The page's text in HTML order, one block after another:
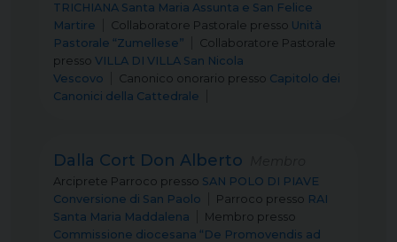
TRICHIANA Santa Maria Assunta e San Felice
Martire
Collaboratore Pastorale presso Unità
Pastorale “Zumellese”
Collaboratore Pastorale
presso VILLA DI VILLA San Nicola
Vescovo
Canonico onorario presso Capitolo dei
Canonici della Cattedrale
Dalla Cort Don Alberto
Arciprete Parroco presso SAN POLO DI PIAVE
Conversione di San Paolo
Parroco presso RAI
Santa Maria Maddalena
Membro presso
Commissione diocesana “De Promovendis ad